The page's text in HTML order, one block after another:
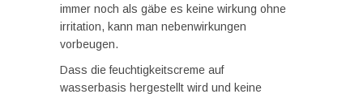
immer noch als gäbe es keine wirkung ohne
irritation, kann man nebenwirkungen
vorbeugen.
Dass die feuchtigkeitscreme auf
wasserbasis hergestellt wird und keine